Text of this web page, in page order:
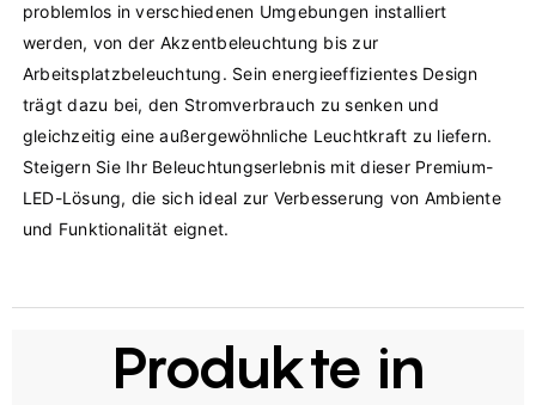
problemlos in verschiedenen Umgebungen installiert
werden, von der Akzentbeleuchtung bis zur
Arbeitsplatzbeleuchtung. Sein energieeffizientes Design
trägt dazu bei, den Stromverbrauch zu senken und
gleichzeitig eine außergewöhnliche Leuchtkraft zu liefern.
Steigern Sie Ihr Beleuchtungserlebnis mit dieser Premium-
LED-Lösung, die sich ideal zur Verbesserung von Ambiente
Produkte in